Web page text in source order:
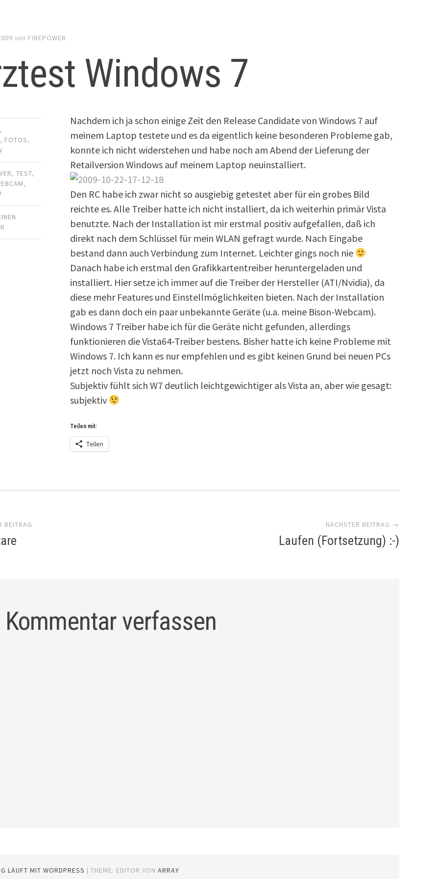
von FIREPOWER
Windows 7
,
, FOTOS,
,TEST,
,
Nachdem ich ja schon einige Zeit den Release Candidate von Windows 7 auf
meinem Laptop testete und es da eigentlich keine besonderen Probleme gab,
konnte ich nicht widerstehen und habe noch am Abend der Lieferung der
Retailversion Windows auf meinem Laptop neuinstalliert.
Den RC habe ich zwar nicht so ausgiebig getestet aber für ein grobes Bild
reichte es. Alle Treiber hatte ich nicht installiert, da ich weiterhin primär Vista
benutzte. Nach der Installation ist mir erstmal positiv aufgefallen, daß ich
direkt nach dem Schlüssel für mein WLAN gefragt wurde. Nach Eingabe
bestand dann auch Verbindung zum Internet. Leichter gings noch nie
Danach habe ich erstmal den Grafikkartentreiber heruntergeladen und
installiert. Hier setze ich immer auf die Treiber der Hersteller (ATI/Nvidia), da
diese mehr Features und Einstellmöglichkeiten bieten. Nach der Installation
gab es dann doch ein paar unbekannte Geräte (u.a. meine Bison-Webcam).
Windows 7 Treiber habe ich für die Geräte nicht gefunden, allerdings
funktionieren die Vista64-Treiber bestens. Bisher hatte ich keine Probleme mit
Windows 7. Ich kann es nur empfehlen und es gibt keinen Grund bei neuen PCs
jetzt noch Vista zu nehmen.
Subjektiv fühlt sich W7 deutlich leichtgewichtiger als Vista an, aber wie gesagt:
subjektiv
Teilen mit:
Teilen
BEITRAG NÄCHSTER BEITRAG →
Laufen (Fortsetzung) :-)
Kommentar verfassen
LÄUFT MIT WORDPRESS |THEME: EDITOR VONARRAY